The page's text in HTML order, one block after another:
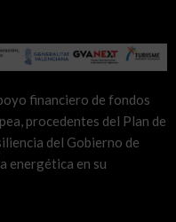
financiero de fondos
procedentes del Plan de
del Gobierno de
energética en su